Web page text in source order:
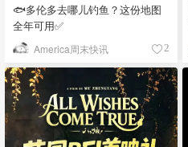
🐟多伦多去哪儿钓鱼？这份地图
全年可用✅
America周末快讯 2